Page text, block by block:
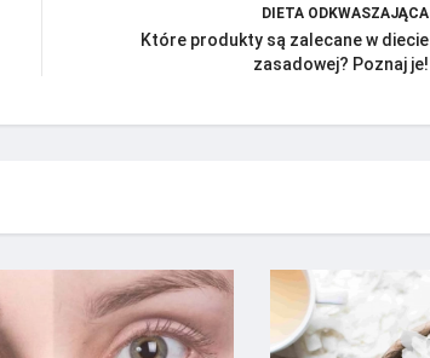
DIETA ODKWASZAJĄCA
Które produkty są zalecane w diecie
zasadowej? Poznaj je!